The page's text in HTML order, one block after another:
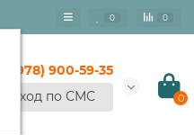
0 0
+7 (978) 900-59-35
Вход по СМС
0